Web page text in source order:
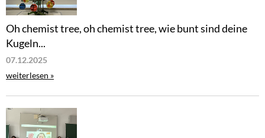
Oh chemist tree, oh chemist tree, wie bunt sind deine
Kugeln...
07.12.2025
weiterlesen »